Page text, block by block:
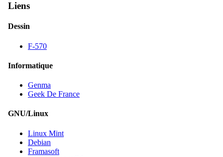
Liens
Dessin
F-570
Informatique
Genma
Geek De France
GNU/Linux
Linux Mint
Debian
Framasoft